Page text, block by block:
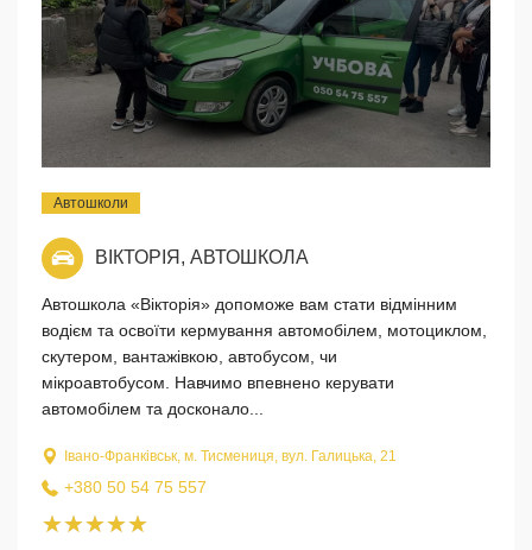
Автошколи
ВІКТОРІЯ, АВТОШКОЛА
Автошкола «Вікторія» допоможе вам стати відмінним
водієм та освоїти кермування автомобілем, мотоциклом,
скутером, вантажівкою, автобусом, чи
мікроавтобусом. Навчимо впевнено керувати
автомобілем та досконало...
Івано-Франківськ, м. Тисмениця, вул. Галицька, 21
+380 50 54 75 557